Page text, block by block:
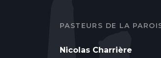
PASTEURS DE LA
Nicolas Charrière